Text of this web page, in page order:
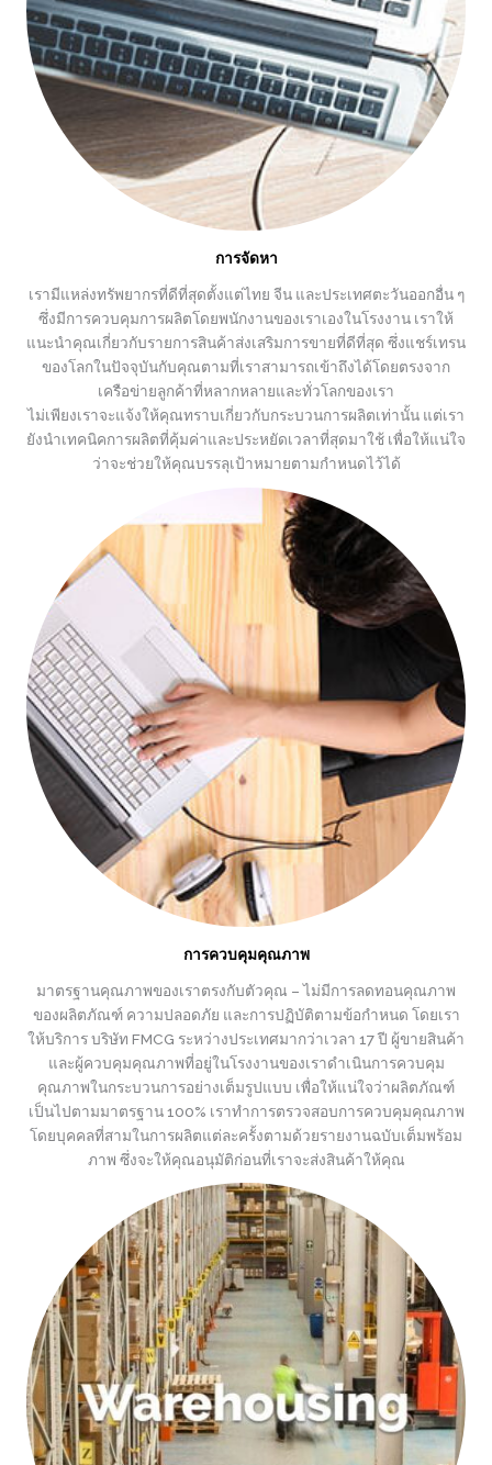
การจัดหา
เรามีแหล่งทรัพยากรที่ดีที่สุดตั้งแต่ไทย จีน และประเทศตะวันออกอื่น ๆ
ซึ่งมีการควบคุมการผลิตโดยพนักงานของเราเองในโรงงาน เราให้
แนะนำคุณเกี่ยวกับรายการสินค้าส่งเสริมการขายที่ดีที่สุด ซึ่งแชร์เทรน
ของโลกในปัจจุบันกับคุณตามที่เราสามารถเข้าถึงได้โดยตรงจาก
เครือข่ายลูกค้าที่หลากหลายและทั่วโลกของเรา
ไม่เพียงเราจะแจ้งให้คุณทราบเกี่ยวกับกระบวนการผลิตเท่านั้น แต่เรา
ยังนำเทคนิคการผลิตที่คุ้มค่าและประหยัดเวลาที่สุดมาใช้ เพื่อให้แน่ใจ
ว่าจะช่วยให้คุณบรรลุเป้าหมายตามกำหนดไว้ได้
การควบคุมคุณภาพ
มาตรฐานคุณภาพของเราตรงกับตัวคุณ – ไม่มีการลดทอนคุณภาพ
ของผลิตภัณฑ์ ความปลอดภัย และการปฏิบัติตามข้อกำหนด โดยเรา
ให้บริการ บริษัท FMCG ระหว่างประเทศมากว่าเวลา 17 ปี ผู้ขายสินค้า
และผู้ควบคุมคุณภาพที่อยู่ในโรงงานของเราดำเนินการควบคุม
คุณภาพในกระบวนการอย่างเต็มรูปแบบ เพื่อให้แน่ใจว่าผลิตภัณฑ์
เป็นไปตามมาตรฐาน 100% เราทำการตรวจสอบการควบคุมคุณภาพ
โดยบุคคลที่สามในการผลิตแต่ละครั้งตามด้วยรายงานฉบับเต็มพร้อม
ภาพ ซึ่งจะให้คุณอนุมัติก่อนที่เราจะส่งสินค้าให้คุณ